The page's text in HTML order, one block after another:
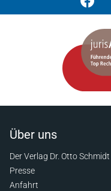
Über uns
Der Verlag Dr. Otto Schmidt
Presse
Anfahrt